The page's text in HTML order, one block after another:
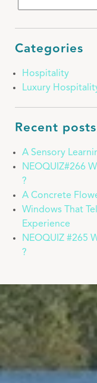
Categories
Hospitality
Luxury
Recent posts
A Sensory
NEOQUIZ#266
?
A Concrete
Windows That
Experience
NEOQUIZ #265
?